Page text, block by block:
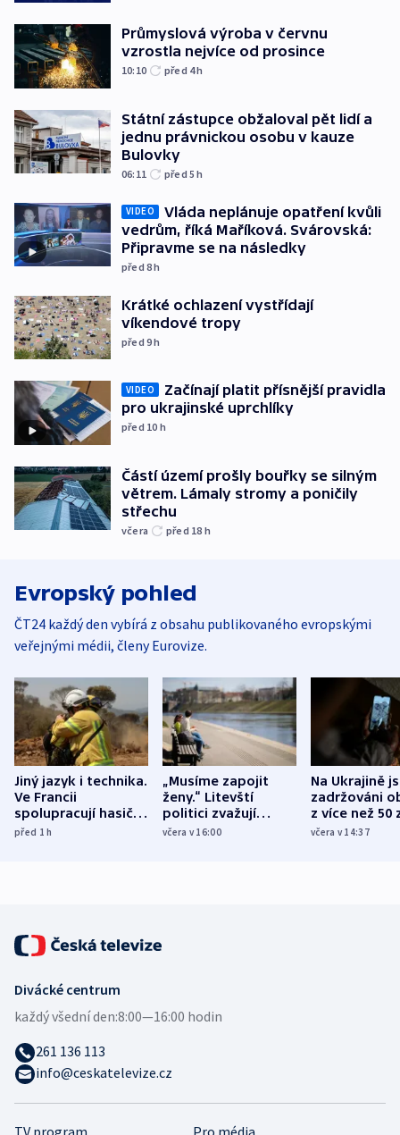
Průmyslová výroba v červnu
vzrostla nejvíce od prosince
10:10 před 4h
Státní zástupce obžaloval pět lidí a
jednu právnickou osobu v kauze
Bulovky
06:11 před 5h
VIDEO
Vláda neplánuje opatření kvůli
vedrům, říká Maříková. Svárovská:
Připravme se na následky
před 8h
Krátké ochlazení vystřídají
víkendové tropy
před 9h
VIDEO
Začínají platit přísnější pravidla
pro ukrajinské uprchlíky
před 10 h
Částí území prošly bouřky se silným
větrem. Lámaly stromy a poničily
střechu
včera před 18 h
Evropský pohled
ČT24 každý den vybírá z obsahu publikovaného evropskými
veřejnými médii, členy Eurovize.
Jiný jazyk i technika.
Ve Francii
spolupracují hasiči z
různých zemí
před 1h
„Musíme zapojit
ženy.“ Litevští
politici zvažují
dohodu o
včera v 16:00
Na Ukrajině
zadržováni
z více než 50
Bojovali na
včera v 14:37
TV program Pro média
Divácké centrum
každý všední den:8:00—16:00 hodin
261 136 113
info@ceskatelevize.cz